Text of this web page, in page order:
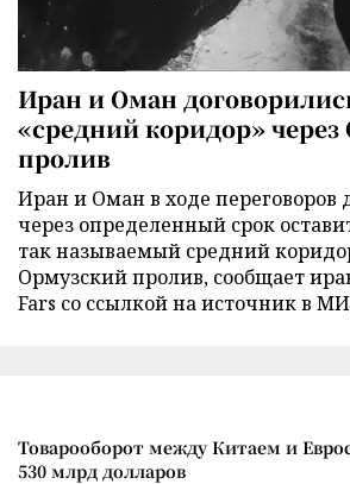
Иран и Оман
«средний коридор»
пролив
Иран и Оман в ходе переговоров
через определенный срок
так называемый средний
Ормузский пролив, сообщает
Fars со ссылкой на источник в
Товарооборот между Китаем и
530 млрд долларов